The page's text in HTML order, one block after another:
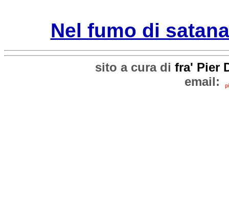
Nel fumo di
sito a cura di fra' Pier
email: